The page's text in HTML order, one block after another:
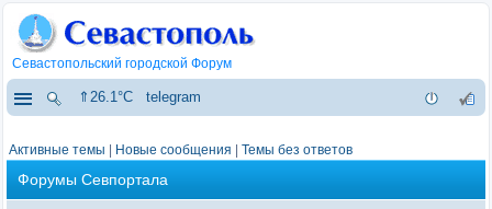
Севастопольский городской Форум
⇑26.1°C telegram
Активные темы Новые сообщения Темы без ответов
Форумы Севпортала